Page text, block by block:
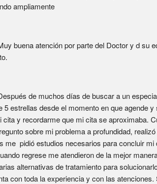
ampliamente
buena atención por parte del Doctor y d su
de muchos días de buscar a un
5 estrellas desde el momento en que agende
cita y recordarme que mi cita se aproximaba.
sobre mi problema a profundidad,
me  pidió estudios necesarios para concluir
regrese me atendieron de la mejor
alternativas de tratamiento para
con toda la experiencia y con las atenciones.